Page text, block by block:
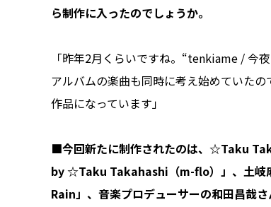
ら制作に入ったのでしょうか。
「昨年2月くらいですね。“tenkiame / 今
アルバムの楽曲も同時に考え始めていた
作品になっています」
■今回新たに制作されたのは、☆Taku
by ☆Taku Takahashi（m-flo）」、⼟岐
Rain」、音楽プロデューサーの和田昌哉